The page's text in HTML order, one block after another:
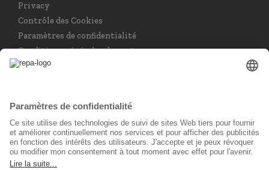
Privacy
Contrôle des Cookies
Paramètres de confidentialité
Conditions générales de vente
Retour des marchandises
Choisir la langue
Français